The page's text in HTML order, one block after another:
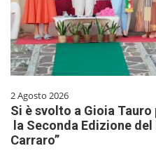
2 Agosto 2026
Si è svolto a Gioia
la Seconda Edizione
Carraro”